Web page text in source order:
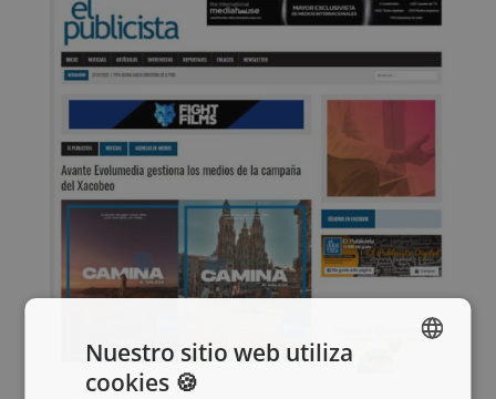
Nuestro sitio web utiliza
cookies 🍪